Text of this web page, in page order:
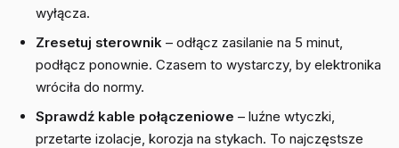
wyłącza.
Zresetuj sterownik – odłącz zasilanie na 5 minut,
podłącz ponownie. Czasem to wystarczy, by elektronika
wróciła do normy.
Sprawdź kable połączeniowe – luźne wtyczki,
przetarte izolacje, korozja na stykach. To najczęstsze